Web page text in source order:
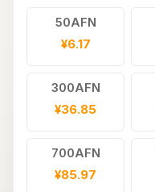
50AFN
¥6.17
300AFN
¥36.85
700AFN
¥85.97